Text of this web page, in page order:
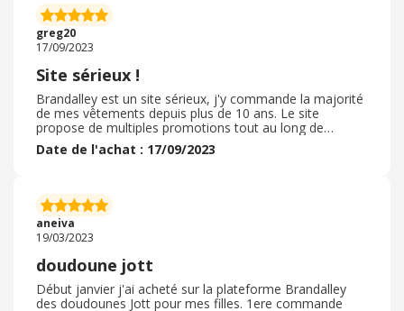
pour des articles de marques. J'espère encore une fois
ne pas être déçue. À voir à la réception de mon colis
bientôt.
greg20
17/09/2023
Site sérieux !
Brandalley est un site sérieux, j'y commande la majorité
de mes vêtements depuis plus de 10 ans. Le site
propose de multiples promotions tout au long de
l'année sur de nombreuses marques très connues. Les
prix sont souvent attractifs. Vos commandes sont
articles qui ne conviennent pas. N'ayant jamais
rencontré de déconvenue jusqu'à présent avec
Brandalley, je ne peux que vous le recommander
vivement !
Date de l'achat : 17/09/2023
aneiva
19/03/2023
doudoune jott
Début janvier j'ai acheté sur la plateforme Brandalley
des doudounes Jott pour mes filles. 1ere commande